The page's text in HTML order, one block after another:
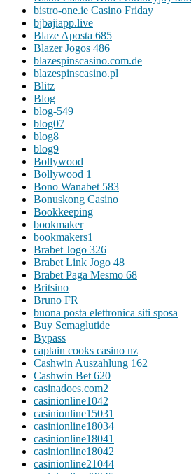
bistro-one.ie Casino Friday
bjbajiapp.live
Blaze Aposta 685
Blazer Jogos 486
blazespinscasino.com.de
blazespinscasino.pl
Blitz
Blog
blog-549
blog07
blog8
blog9
Bollywood
Bollywood 1
Bono Wanabet 583
Bonuskong Casino
Bookkeeping
bookmaker
bookmakers1
Brabet Jogo 326
Brabet Link Jogo 48
Brabet Paga Mesmo 68
Britsino
Bruno FR
buona posta elettronica siti sposa
Buy Semaglutide
Bypass
captain cooks casino nz
Cashwin Auszahlung 162
Cashwin Bet 620
casinadoes.com2
casinionline1042
casinionline15031
casinionline18034
casinionline18041
casinionline18042
casinionline21044